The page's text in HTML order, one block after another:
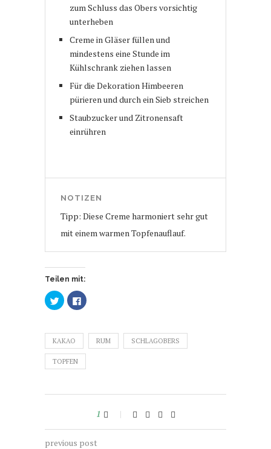
zum Schluss das Obers vorsichtig
unterheben
Creme in Gläser füllen und
mindestens eine Stunde im
Kühlschrank ziehen lassen
Für die Dekoration Himbeeren
pürieren und durch ein Sieb streichen
Staubzucker und Zitronensaft
einrühren
NOTIZEN
Tipp: Diese Creme harmoniert sehr gut
mit einem warmen Topfenauflauf.
Teilen mit:
Klick,
um
über
teilen
(Wird
in
neuem
Fenster
geöffnet)
Klick,
um
teilen
(Wird
in
neuem
geöffnet)
KAKAO RUM SCHLAGOBERS
TOPFEN
1
previous post